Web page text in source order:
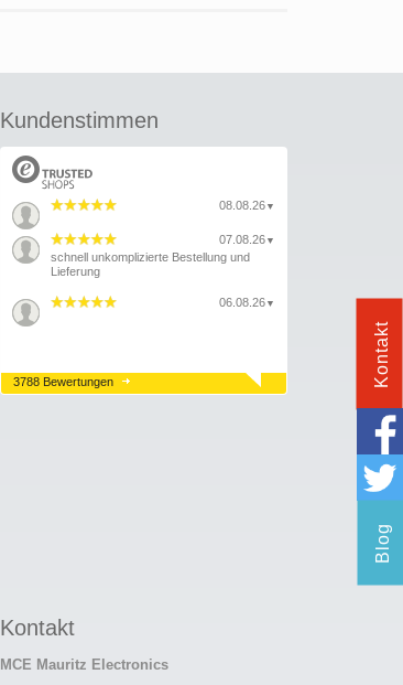
Kundenstimmen
08.08.26 ▼
07.08.26 ▼
schnell unkomplizierte Bestellung und
Lieferung
06.08.26 ▼
3788 Bewertungen
Kontakt
MCE Mauritz Electronics
Kontakt
Blog